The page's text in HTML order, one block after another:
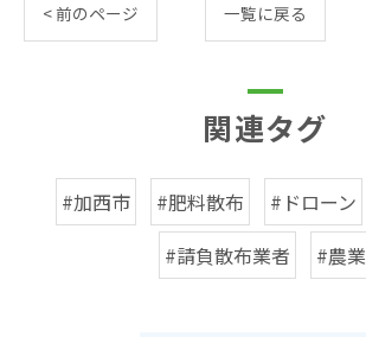
< 前のページ 一覧に戻る
関連タグ
#加西市 #肥料散布 #ドローン
#請負散布業者
#農業